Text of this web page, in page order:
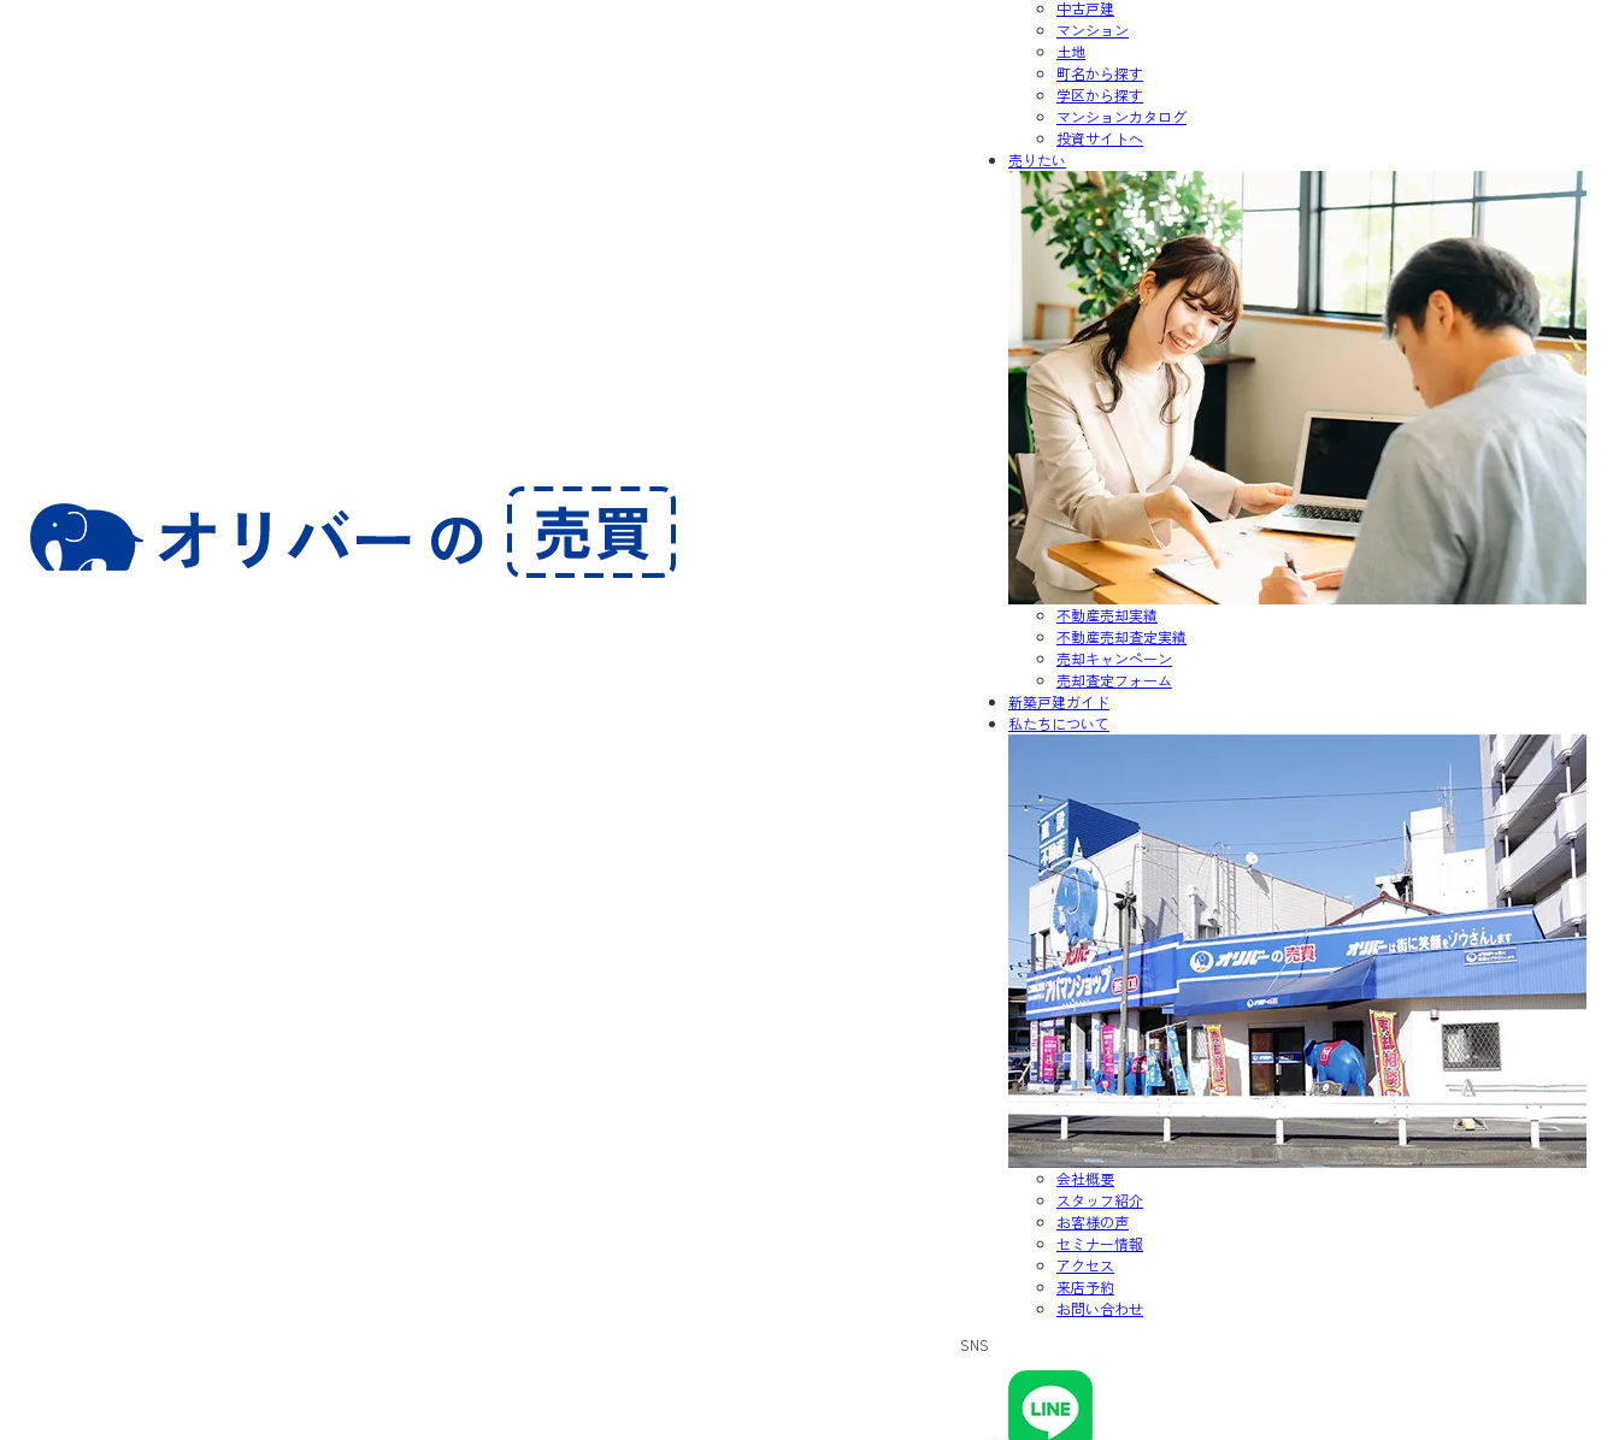
中古戸建
マンション
土地
町名から探す
学区から探す
マンションカタログ
投資サイトへ
売りたい
不動産売却実績
不動産売却査定実績
売却キャンペーン
売却査定フォーム
新築戸建ガイド
私たちについて
会社概要
スタッフ紹介
お客様の声
セミナー情報
アクセス
来店予約
お問い合わせ
SNS